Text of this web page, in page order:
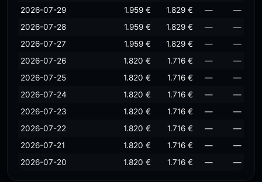
2026-07-29
1.959 € 1.829 € —
—
2026-07-28
1.959 € 1.829 € —
—
2026-07-27
1.959 € 1.829 € —
—
2026-07-26
1.820 € 1.716 € —
—
2026-07-25
1.820 € 1.716 € —
—
2026-07-24
1.820 € 1.716 € —
—
2026-07-23
1.820 € 1.716 € —
—
2026-07-22
1.820 € 1.716 € —
—
2026-07-21
1.820 € 1.716 € —
—
2026-07-20
1.820 € 1.716 € — —